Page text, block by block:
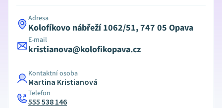
Adresa
Kolofíkovo nábřeží 1062/51, 747 05 Opava
E-mail
kristianova@kolofikopava.cz
Kontaktní osoba
Martina Kristianová
Telefon
555 538 146